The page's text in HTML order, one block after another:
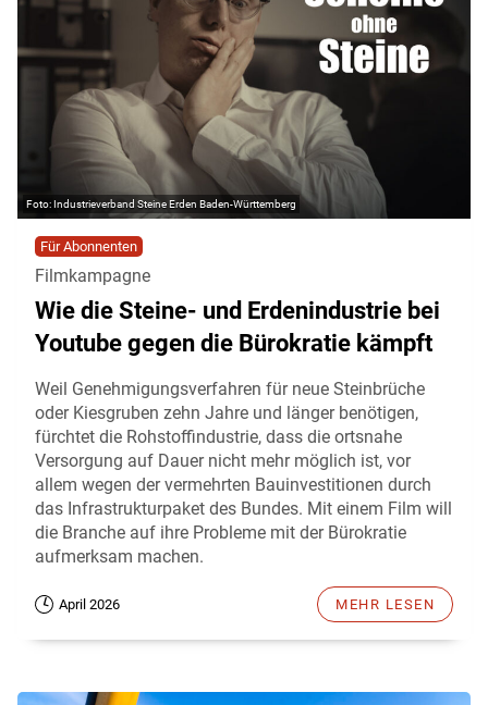
Industrieverband Steine Erden Baden-Württemberg
Für Abonnenten
Filmkampagne
Wie die Steine- und Erdenindustrie bei
Youtube gegen die Bürokratie kämpft
Weil Genehmigungsverfahren für neue Steinbrüche
oder Kiesgruben zehn Jahre und länger benötigen,
fürchtet die Rohstoffindustrie, dass die ortsnahe
Versorgung auf Dauer nicht mehr möglich ist, vor
allem wegen der vermehrten Bauinvestitionen durch
das Infrastrukturpaket des Bundes. Mit einem Film will
die Branche auf ihre Probleme mit der Bürokratie
aufmerksam machen.
April 2026 MEHR LESEN